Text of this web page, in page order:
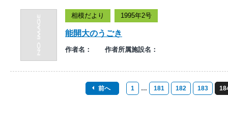
相模だより 1995年2号
能開大のうごき
作者名： 作者所属施設名：
前へ 1 … 181 182 183